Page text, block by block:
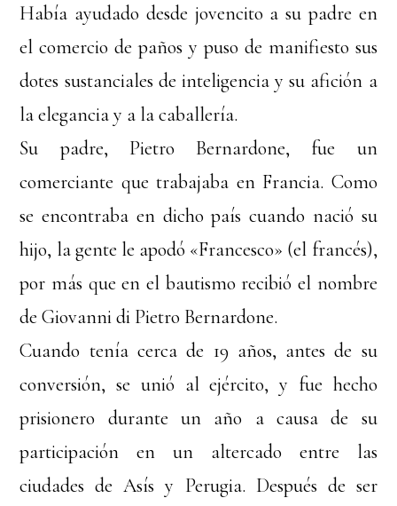
Había ayudado desde jovencito a su padre en
el comercio de paños y puso de manifiesto sus
dotes sustanciales de inteligencia y su afición a
la elegancia y a la caballería.
Su padre, Pietro Bernardone, fue un
comerciante que trabajaba en Francia. Como
se encontraba en dicho país cuando nació su
hijo, la gente le apodó «Francesco» (el francés),
por más que en el bautismo recibió el nombre
de Giovanni di Pietro Bernardone.
Cuando tenía cerca de 19 años, antes de su
conversión, se unió al ejército, y fue hecho
prisionero durante un año a causa de su
participación en un altercado entre las
ciudades de Asís y Perugia. Después de ser